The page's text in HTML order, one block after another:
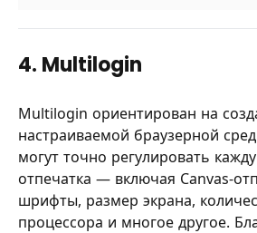
4. Multilogin
Multilogin ориентирован на
настраиваемой браузерной
могут точно регулировать
отпечатка — включая Canvas-
шрифты, размер экрана,
процессора и многое другое.